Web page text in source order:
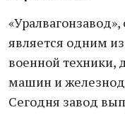
является одним
военной техники,
машин и
Сегодня завод